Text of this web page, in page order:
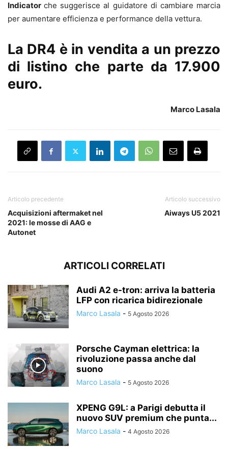
Indicatorche suggerisce al guidatore di cambiare marcia
per aumentare efficienza e performance della vettura.
La DR4 è in vendita a un prezzo
di listino che parte da 17.900
euro.
Marco Lasala
Articolo precedente
Acquisizioni aftermaket nel
2021: le mosse di AAG e
Autonet
Articolo successivo
Aiways U5 2021
ARTICOLI CORRELATI
Audi A2 e-tron: arriva la batteria
LFP con ricarica bidirezionale
Marco Lasala - 5 Agosto 2026
Porsche Cayman elettrica: la
rivoluzione passa anche dal
suono
Marco Lasala - 5 Agosto 2026
XPENG G9L: a Parigi debutta il
nuovo SUV premium che punta...
Marco Lasala - 4 Agosto 2026